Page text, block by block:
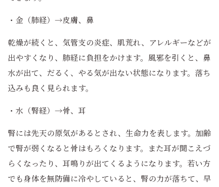
・金（肺経）→皮膚、鼻
乾燥が続くと、気管支の炎症、肌荒れ、アレルギーなどが
出やすくなり、肺経に負担をかけます。風邪を引くと、鼻
水が出て、だるく、やる気が出ない状態になります。落ち
込みも良く見られます。
・水（腎経）→骨、耳
腎には先天の原気があるとされ、生命力を表します。加齢
で腎が弱くなると骨はもろくなります。また耳が聞こえづ
らくなったり、耳鳴りが出てくるようになります。若い方
でも身体を無防備に冷やしていると、腎の力が落ちて、早